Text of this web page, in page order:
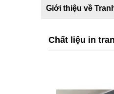
Giới thiệu về
Chất liệu in